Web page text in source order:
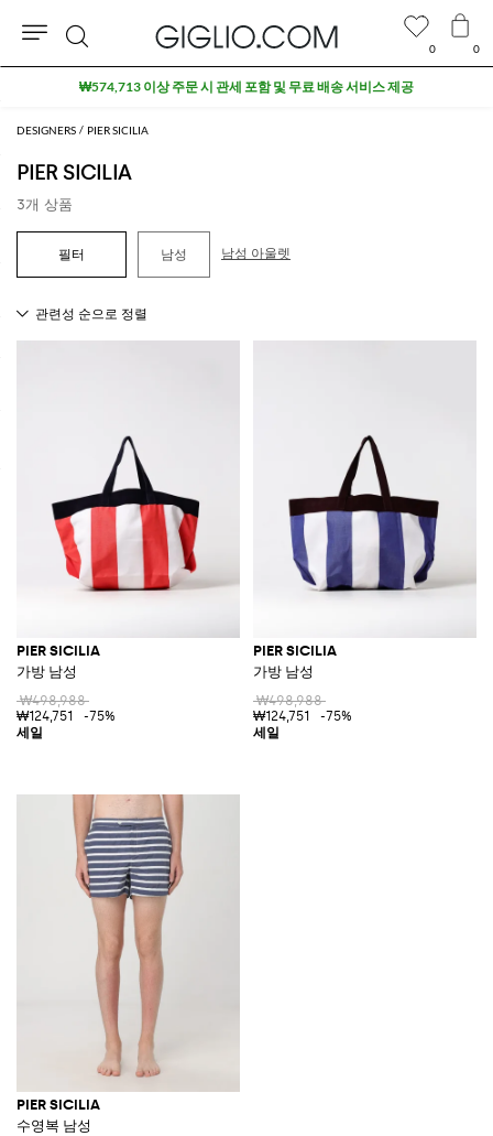
DESIGNERS PIER SICILIA
PIER SICILIA
3개 상품
남성 남성 아울렛
PIER SICILIA
가방 남성
₩498,988
₩124,751
-75%
PIER SICILIA
가방 남성
₩498,988
₩124,751
-75%
PIER SICILIA
수영복 남성
0 0
검
색
₩574,713 이상 주문 시 관세 포함 및 무료 배송 서비스 제공